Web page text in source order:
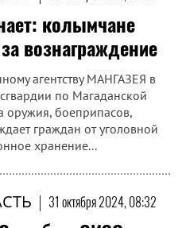
полицейские
выявлено 40
в сфере добычи и
в том числе 16
|